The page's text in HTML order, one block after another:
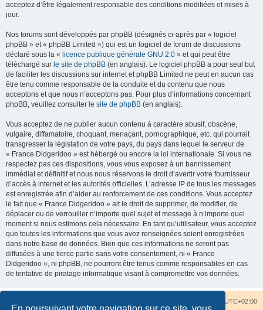
acceptez d’être légalement responsable des conditions modifiées et mises à
jour.
Nos forums sont développés par phpBB (désignés ci-après par « logiciel
phpBB » et « phpBB Limited ») qui est un logiciel de forum de discussions
déclaré sous la « licence publique générale GNU 2.0 » et qui peut être
téléchargé sur le site de phpBB (en anglais). Le logiciel phpBB a pour seul but
de faciliter les discussions sur internet et phpBB Limited ne peut en aucun cas
être tenu comme responsable de la conduite et du contenu que nous
acceptons et que nous n’acceptons pas. Pour plus d’informations concernant
phpBB, veuillez consulter le site de phpBB (en anglais).
Vous acceptez de ne publier aucun contenu à caractère abusif, obscène,
vulgaire, diffamatoire, choquant, menaçant, pornographique, etc. qui pourrait
transgresser la législation de votre pays, du pays dans lequel le serveur de
« France Didgeridoo » est hébergé ou encore la loi internationale. Si vous ne
respectez pas ces dispositions, vous vous exposez à un bannissement
immédiat et définitif et nous nous réservons le droit d’avertir votre fournisseur
d’accès à internet et les autorités officielles. L’adresse IP de tous les messages
est enregistrée afin d’aider au renforcement de ces conditions. Vous acceptez
le fait que « France Didgeridoo » ait le droit de supprimer, de modifier, de
déplacer ou de verrouiller n’importe quel sujet et message à n’importe quel
moment si nous estimons cela nécessaire. En tant qu’utilisateur, vous acceptez
que toutes les informations que vous avez renseignées soient enregistrées
dans notre base de données. Bien que ces informations ne seront pas
diffusées à une tierce partie sans votre consentement, ni « France
Didgeridoo », ni phpBB, ne pourront être tenus comme responsables en cas
de tentative de piratage informatique visant à compromettre vos données.
UTC+02:00